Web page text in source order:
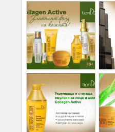
Members
Business
interest
Social
PERSONAL